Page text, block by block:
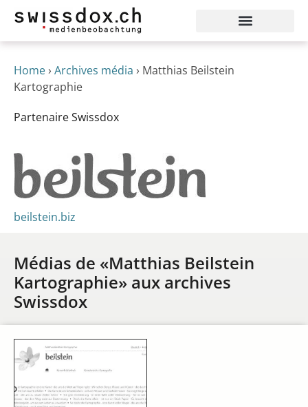
Home› Archives média › Matthias Beilstein
Kartographie
Partenaire Swissdox
beilstein.biz
Médias de «Matthias Beilstein
Kartographie» aux archives
Swissdox